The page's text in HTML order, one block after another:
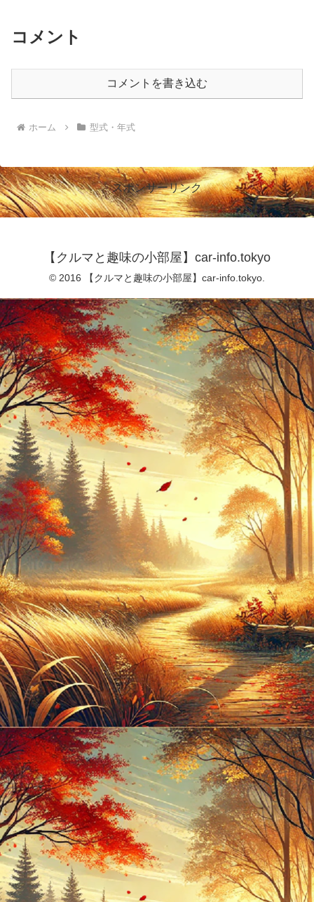
コメント
コメントを書き込む
ホーム 型式・年式
スポンサーリンク
【クルマと趣味の小部屋】car-info.tokyo
© 2016 【クルマと趣味の小部屋】car-info.tokyo.